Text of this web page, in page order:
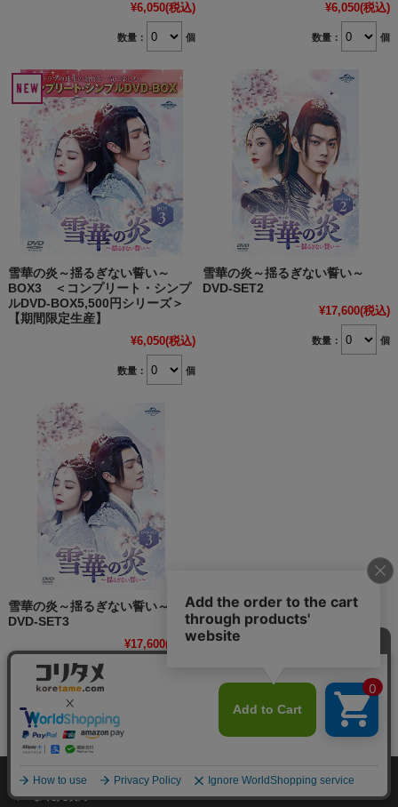
¥6,050(税込)
数量： 個
¥6,050(税込)
数量： 個
雪華の炎～揺るぎない誓い～
BOX3 ＜コンプリート・シンプ
ルDVD-BOX5,500円シリーズ＞
【期間限定生産】
¥6,050(税込)
数量： 個
雪華の炎～揺るぎない誓い～
DVD-SET2
¥17,600(税込)
数量： 個
雪華の炎～揺るぎない誓い～
DVD-SET3
¥17,600(税込)
個人情報の取り扱いについて 特定商取引法に関する表示
お客様の声
よくある質問